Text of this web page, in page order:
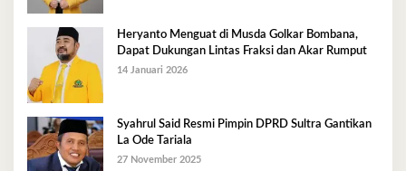
Heryanto Menguat di Musda Golkar Bombana,
Dapat Dukungan Lintas Fraksi dan Akar Rumput
14 Januari 2026
Syahrul Said Resmi Pimpin DPRD Sultra Gantikan
La Ode Tariala
27 November 2025